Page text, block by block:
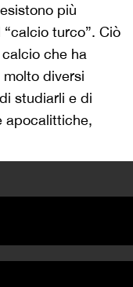
più
turco”. Ciò
che ha
diversi
studiarli e di
apocalittiche,